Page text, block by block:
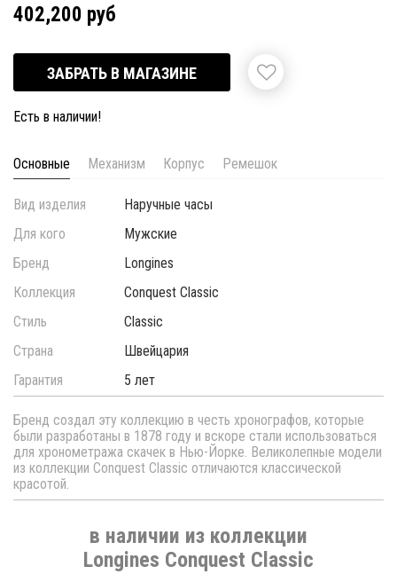
402,200 руб
ЗАБРАТЬ В МАГАЗИНЕ
Есть в наличии!
Основные Механизм Корпус Ремешок
Вид изделия
Наручные часы
Для кого
Мужские
Бренд
Longines
Коллекция
Conquest Classic
Стиль
Classic
Страна
Швейцария
Гарантия
5 лет
Бренд создал эту коллекцию в честь хронографов, которые
были разработаны в 1878 году и вскоре стали использоваться
для хронометража скачек в Нью-Йорке. Великолепные модели
из коллекции Conquest Classic отличаются классической
красотой.
в наличии из коллекции
Longines Conquest Classic